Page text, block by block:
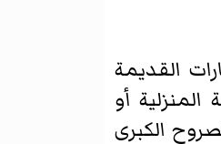
القديمة
أو
الكبرى